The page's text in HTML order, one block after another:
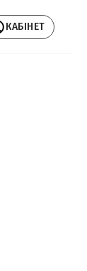
КАБІНЕТ